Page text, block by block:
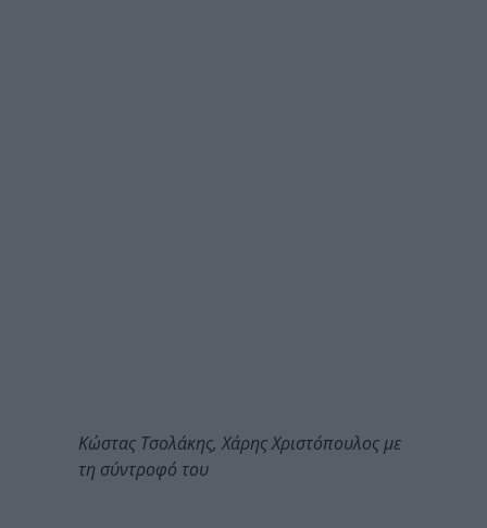
Κώστας Τσολάκης, Χάρης Χριστόπουλος με
τη σύντροφό του